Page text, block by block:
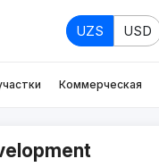
UZS USD
Коммерческая